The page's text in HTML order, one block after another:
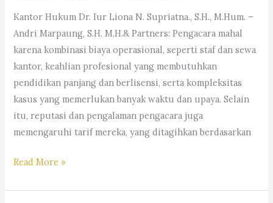
#saranjasahukum,
#mencaripengacara,
#lagibutuhjasapengacara,
Kantor Hukum Dr. Iur Liona N. Supriatna., S.H., M.Hum. –
Andri Marpaung, S.H. M.H.& Partners: Pengacara mahal
karena kombinasi biaya operasional, seperti staf dan sewa
kantor, keahlian profesional yang membutuhkan
pendidikan panjang dan berlisensi, serta kompleksitas
kasus yang memerlukan banyak waktu dan upaya. Selain
itu, reputasi dan pengalaman pengacara juga
memengaruhi tarif mereka, yang ditagihkan berdasarkan
Mengapa
Pengacara
Read More »